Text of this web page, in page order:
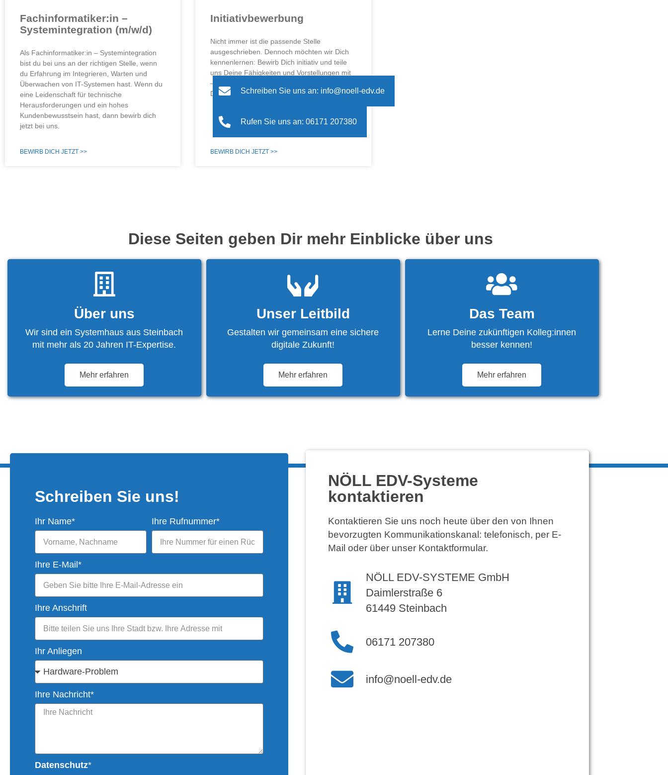
Fachinformatiker:in –
Systemintegration (m/w/d)
Als Fachinformatiker:in – Systemintegration
bist du bei uns an der richtigen Stelle, wenn
du Erfahrung im Integrieren, Warten und
Überwachen von IT-Systemen hast. Wenn du
eine Leidenschaft für technische
Herausforderungen und ein hohes
Kundenbewusstsein hast, dann bewirb dich
jetzt bei uns.
BEWIRB DICH JETZT >>
Initiativbewerbung
Nicht immer ist die passende Stelle
ausgeschrieben. Dennoch möchten wir Dich
kennenlernen: Bewirb Dich initiativ und teile
uns Deine Fähigkeiten und Vorstellungen mit
– denn vielleicht suchen wir schon bald genau
Dich?
BEWIRB DICH JETZT >>
Diese Seiten geben Dir mehr Einblicke über uns
Über uns
Wir sind ein Systemhaus aus Steinbach
mit mehr als 20 Jahren IT-Expertise.
Mehr erfahren
Unser Leitbild
Gestalten wir gemeinsam eine sichere
digitale Zukunft!
Mehr erfahren
Das Team
Lerne Deine zukünftigen Kolleg:innen
besser kennen!
Mehr erfahren
Schreiben Sie uns!
Ihr Name* Ihre Rufnummer*
Ihre E-Mail*
Ihre Anschrift
Ihr Anliegen
Ihre Nachricht*
Datenschutz*
NÖLL EDV-Systeme
kontaktieren
Kontaktieren Sie uns noch heute über den von Ihnen
bevorzugten Kommunikationskanal: telefonisch, per E-
Mail oder über unser Kontaktformular.
NÖLL EDV-SYSTEME GmbH
Daimlerstraße 6
61449 Steinbach
06171 207380
info@noell-edv.de
Schreiben Sie uns an: info@noell-edv.de
Rufen Sie uns an: 06171 207380